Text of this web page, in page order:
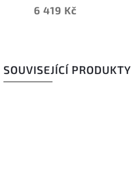
4 521 Kč
SOUVISEJÍCÍ PRODUKTY